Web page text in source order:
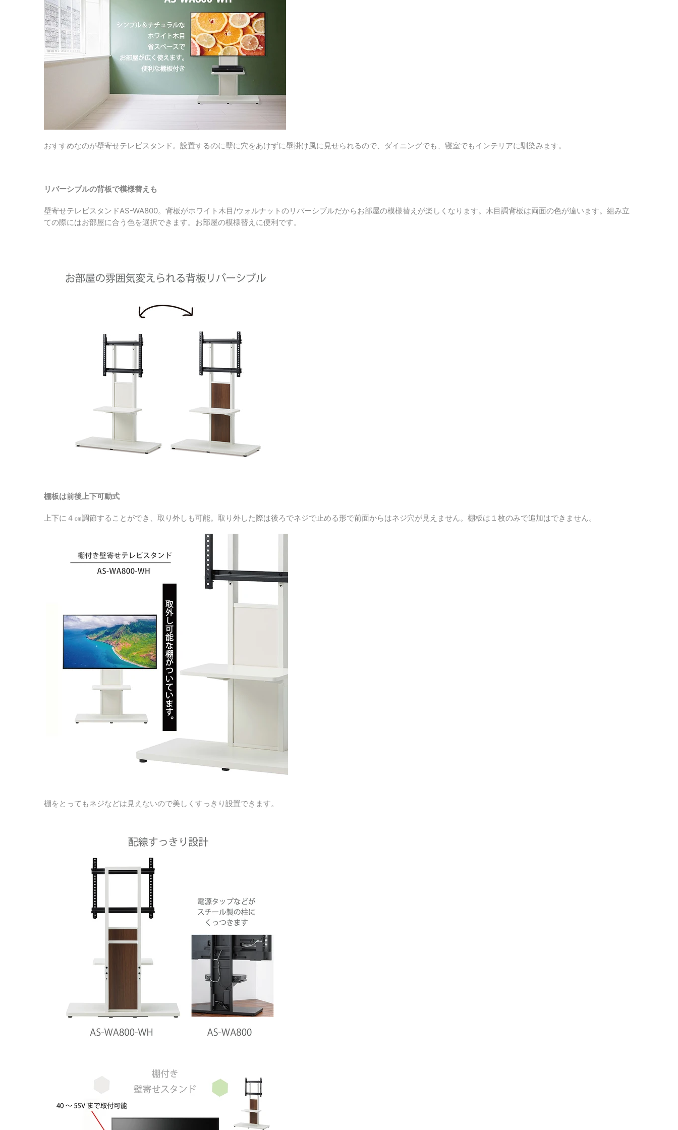
おすすめなのが壁寄せテレビスタンド。 設置するのに壁に穴をあけずに壁掛け風に見せられるので、 ダイニングでも、 寝室でもインテリアに馴染みます。
リバーシブルの背板で模様替えも
壁寄せテレビスタンドAS-WA800。背板がホワイト木目/ウォルナットのリバーシブルだからお部屋の模様替えが楽しくなります。 木目調背板は両面の色が違います。組み立
ての際にはお部屋に合う色を選択できます。お部屋の模様替えに便利です。
棚板は前後上下可動式
上下に４㎝調節することができ、取り外しも可能。取り外した際は後ろでネジで止める形で前面からはネジ穴が見えません。棚板は１枚のみで追加はできません。
棚をとってもネジなどは見えないので美しくすっきり設置できます。